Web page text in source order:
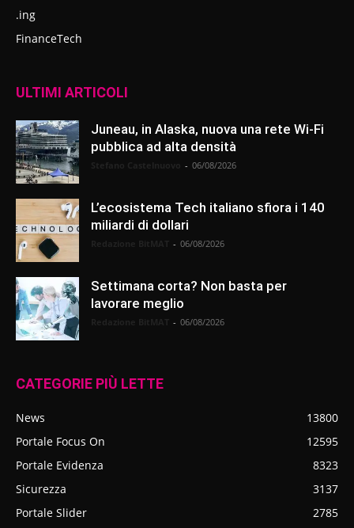
.ing
FinanceTech
ULTIMI ARTICOLI
Juneau, in Alaska, nuova una rete Wi-Fi
pubblica ad alta densità
- 06/08/2026
L’ecosistema Tech italiano sfiora i 140
miliardi di dollari
- 06/08/2026
Settimana corta? Non basta per
lavorare meglio
- 06/08/2026
CATEGORIE PIÙ LETTE
News
13800
Portale Focus On
12595
Portale Evidenza
8323
Sicurezza
3137
Portale Slider
2785